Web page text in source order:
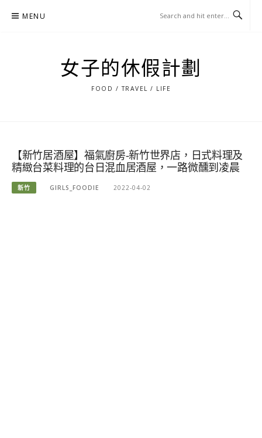
MENU
女子的休假計劃
FOOD / TRAVEL / LIFE
【新竹居酒屋】福氣廚房-新竹世界店，日式料理及
精緻台菜料理的台日混血居酒屋，一路微醺到凌晨
新竹 GIRLS_FOODIE 2022-04-02